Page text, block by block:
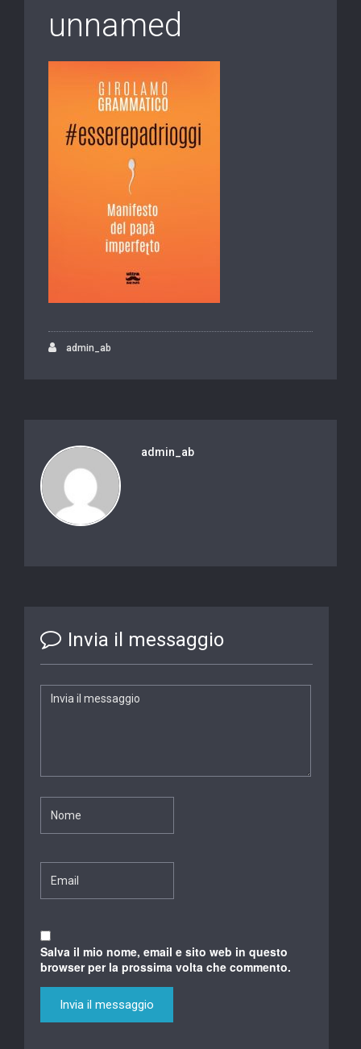
unnamed
admin_ab
admin_ab
Invia il messaggio
Salva il mio nome, email e sito web in questo
browser per la prossima volta che commento.